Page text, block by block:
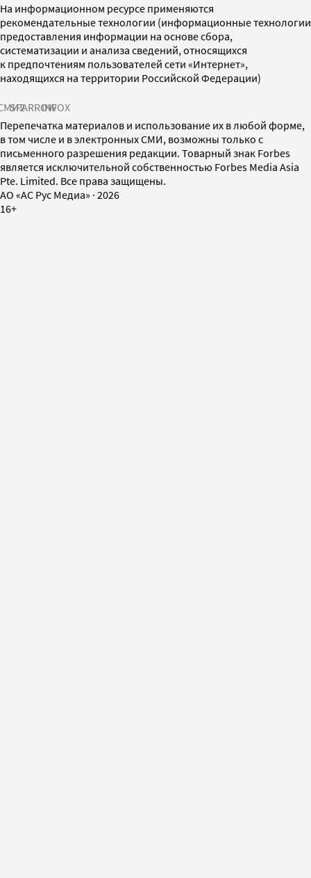
На информационном ресурсе применяются
рекомендательные технологии (информационные технологии
предоставления информации на основе сбора,
систематизации и анализа сведений, относящихся
к предпочтениям пользователей сети «Интернет»,
находящихся на территории Российской Федерации)
SPARROWINFOX
Перепечатка материалов и использование их в любой форме,
в том числе и в электронных СМИ, возможны только с
письменного разрешения редакции. Товарный знак Forbes
является исключительной собственностью Forbes Media Asia
Pte. Limited. Все права защищены.
AO «АС Рус Медиа» · 2026
16+